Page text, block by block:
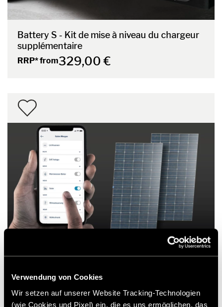
Verwendung von Cookies
Wir setzen auf unserer Website Tracking-Technologien
(wie Cookies und Pixel) ein, die es uns ermöglichen, das
Battery S - Kit de mise à niveau du chargeur
supplémentaire
RRP* from329,00 €
90 W pour B-ML compatible HCA
RRP*1.649,00 €